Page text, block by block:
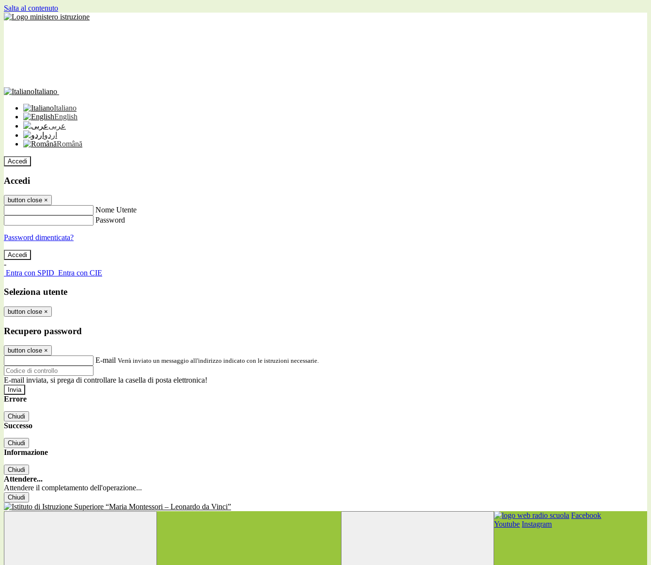
Salta al contenuto
Italiano
Italiano
English
عربى
اردو
Română
Accedi
Accedi
button close ×
Nome Utente
Password
Password dimenticata?
-
Entra con SPID Entra con CIE
Seleziona utente
button close ×
Recupero password
button close ×
E-mail Verrà inviato un messaggio all'indirizzo indicato con le istruzioni necessarie.
E-mail inviata, si prega di controllare la casella di posta elettronica!
Errore
Chiudi
Successo
Chiudi
Informazione
Chiudi
Attendere...
Attendere il completamento dell'operazione...
Chiudi
Facebook
Youtube Instagram